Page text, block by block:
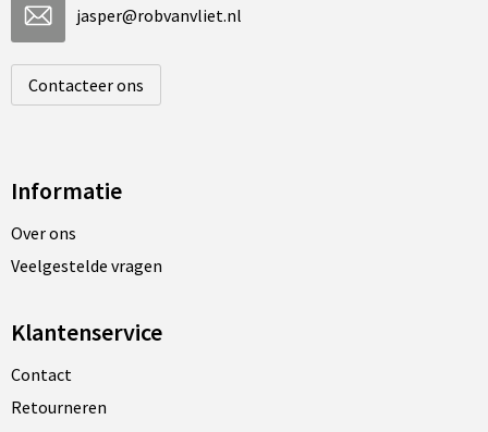
jasper@robvanvliet.nl
Contacteer ons
Informatie
Over ons
Veelgestelde vragen
Klantenservice
Contact
Retourneren